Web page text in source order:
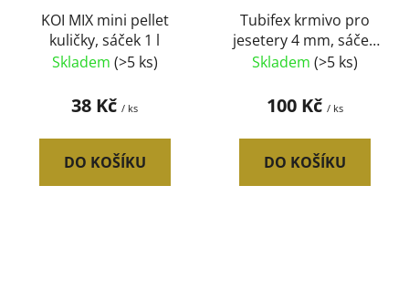
KOI MIX mini pellet
kuličky, sáček 1 l
Skladem (>5 ks)
38 Kč / ks
DO KOŠÍKU
Tubifex krmivo pro
jesetery 4 mm, sáček
0,5 kg
Skladem (>5 ks)
100 Kč / ks
DO KOŠÍKU